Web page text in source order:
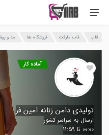
قاب قاب مارکت فروشگاه ها مد و
آماده کار
تولیدی دامن زنانه امین فر
ارسال به سراسر کشور
00:00 تا 11:59